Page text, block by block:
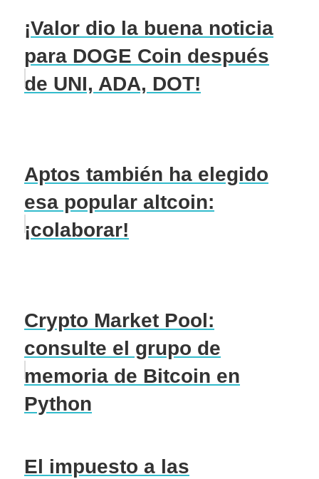
¡Valor dio la buena noticia
para DOGE Coin después
de UNI, ADA, DOT!
Aptos también ha elegido
esa popular altcoin:
¡colaborar!
Crypto Market Pool:
consulte el grupo de
memoria de Bitcoin en
Python
El impuesto a las